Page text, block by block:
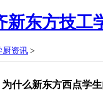
厨资讯 >
什么新东方西点学